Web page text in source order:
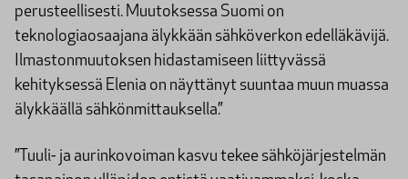
perusteellisesti. Muutoksessa Suomi on
teknologiaosaajana älykkään sähköverkon edelläkävijä.
Ilmastonmuutoksen hidastamiseen liittyvässä
kehityksessä Elenia on näyttänyt suuntaa muun muassa
älykkäällä sähkönmittauksella.”
”Tuuli- ja aurinkovoiman kasvu tekee sähköjärjestelmän